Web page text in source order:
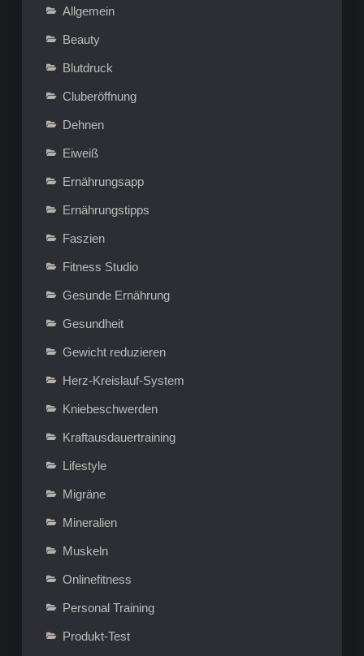
Allgemein
Beauty
Blutdruck
Cluberöffnung
Dehnen
Eiweiß
Ernährungsapp
Ernährungstipps
Faszien
Fitness Studio
Gesunde Ernährung
Gesundheit
Gewicht reduzieren
Herz-Kreislauf-System
Kniebeschwerden
Kraftausdauertraining
Lifestyle
Migräne
Mineralien
Muskeln
Onlinefitness
Personal Training
Produkt-Test